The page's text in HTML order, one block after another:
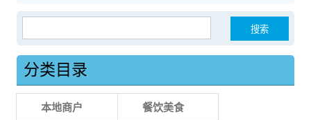
分类目录
本地商户 餐饮美食